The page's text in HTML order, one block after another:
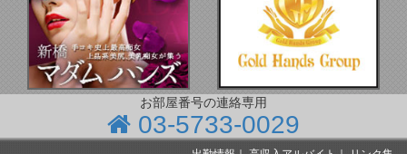
お部屋番号の連絡専用
03-5733-0029